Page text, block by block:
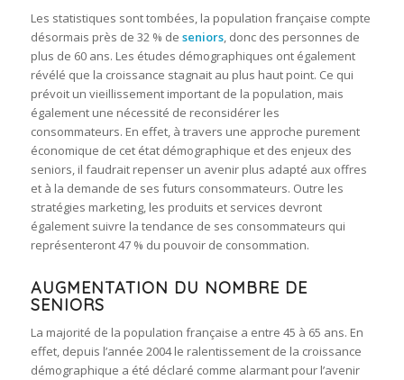
Les statistiques sont tombées, la population française compte
désormais près de 32 % de seniors, donc des personnes de
plus de 60 ans. Les études démographiques ont également
révélé que la croissance stagnait au plus haut point. Ce qui
prévoit un vieillissement important de la population, mais
également une nécessité de reconsidérer les
consommateurs. En effet, à travers une approche purement
économique de cet état démographique et des enjeux des
seniors, il faudrait repenser un avenir plus adapté aux offres
et à la demande de ses futurs consommateurs. Outre les
stratégies marketing, les produits et services devront
également suivre la tendance de ses consommateurs qui
représenteront 47 % du pouvoir de consommation.
AUGMENTATION DU NOMBRE DE
SENIORS
La majorité de la population française a entre 45 à 65 ans. En
effet, depuis l’année 2004 le ralentissement de la croissance
démographique a été déclaré comme alarmant pour l’avenir